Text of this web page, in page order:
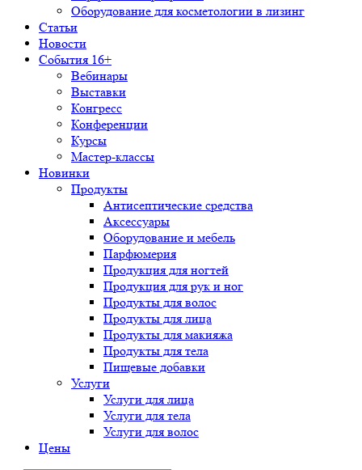
Оборудование для косметологии в лизинг
Статьи
Новости
События 16+
Вебинары
Выставки
Конгресс
Конференции
Курсы
Мастер-классы
Новинки
Продукты
Антисептические средства
Аксессуары
Оборудование и мебель
Парфюмерия
Продукция для ногтей
Продукция для рук и ног
Продукты для волос
Продукты для лица
Продукты для макияжа
Продукты для тела
Пищевые добавки
Услуги
Услуги для лица
Услуги для тела
Услуги для волос
Цены